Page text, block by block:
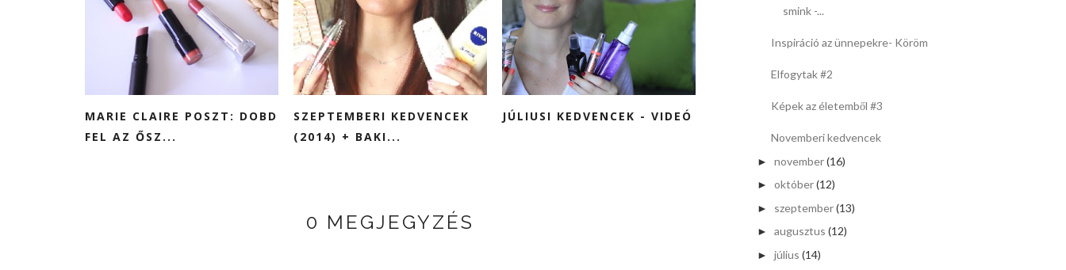
MARIE CLAIRE POSZT: DOBD
FEL AZ ŐSZ...
SZEPTEMBERI KEDVENCEK
(2014) + BAKI...
JÚLIUSI KEDVENCEK - VIDEÓ
0 MEGJEGYZÉS
smink -...
Inspiráció az ünnepekre- Köröm
Elfogytak #2
Képek az életemből #3
Novemberi kedvencek
► november(16)
► október(12)
► szeptember(13)
► augusztus (12)
► július (14)